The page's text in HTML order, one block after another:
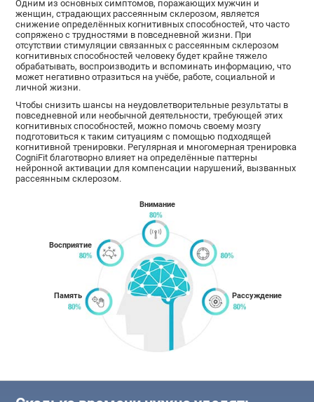
Одним из основных симптомов, поражающих мужчин и
женщин, страдающих рассеянным склерозом, является
снижение определённых когнитивных способностей, что часто
сопряжено с трудностями в повседневной жизни. При
отсутствии стимуляции связанных с рассеянным склерозом
когнитивных способностей человеку будет крайне тяжело
обрабатывать, воспроизводить и вспоминать информацию, что
может негативно отразиться на учёбе, работе, социальной и
личной жизни.
Чтобы снизить шансы на неудовлетворительные результаты в
повседневной или необычной деятельности, требующей этих
когнитивных способностей, можно помочь своему мозгу
подготовиться к таким ситуациям с помощью подходящей
когнитивной тренировки. Регулярная и многомерная тренировка
CogniFit благотворно влияет на определённые паттерны
нейронной активации для компенсации нарушений, вызванных
рассеянным склерозом.
Память
Восприятие
Внимание
Рассуждение